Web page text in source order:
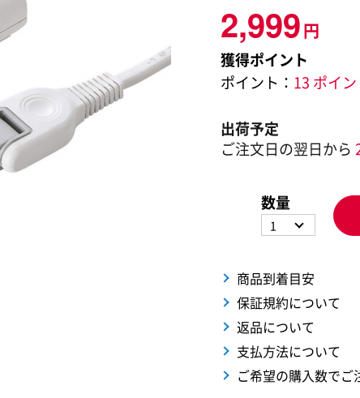
2,999円
獲得ポイント
ポイント： 13 ポイ
出荷予定
ご注文日の翌日から
数量
1
商品到着目安
保証規約について
返品について
支払方法について
ご希望の購入数で